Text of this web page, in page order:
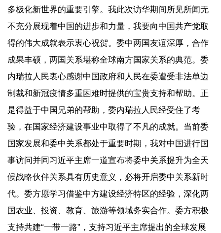
多极化新世界的重要引擎。我此次访华期间所见所闻无
不充分展现着中国的进步和力量，我要向中国共产党取
得的伟大成就表示衷心祝贺。委中两国友谊深厚，合作
成果丰硕，两国关系堪称全球南方国家关系的典范。委
内瑞拉人民衷心感谢中国政府和人民在委遭受非法单边
制裁和新冠疫情多重困难时提供的宝贵支持和帮助。正
是得益于中国兄弟的帮助，委内瑞拉人民经受住了考
验，在国家经济建设事业中取得了不凡的成就。当前委
国家发展和委中关系都处于重要时期，我对中国进行国
事访问并同习近平主席一道宣布将委中关系提升为全天
候战略伙伴关系具有历史意义，必将开启委中关系新时
代。委方愿学习借鉴中方建设经济特区的经验，深化两
国农业、投资、教育、旅游等领域务实合作。委方积极
支持共建“一带一路”，支持习近平主席提出的全球发展